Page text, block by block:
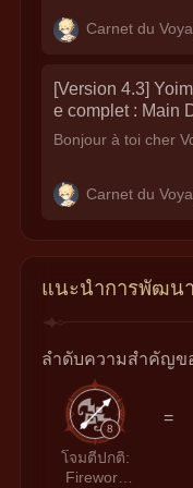
Carnet du
[Version 4.3]
e complet : Main
Carnet du
แนะนำการพัฒนา
ลำดับความสำคัญข
8
โจมตีปกติ:
Firework
=